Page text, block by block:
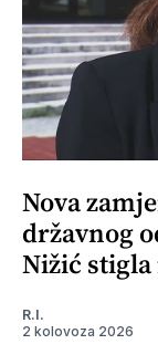
Nova
državnog
Nižić stigla
R.I.
2 kolovoza 2026